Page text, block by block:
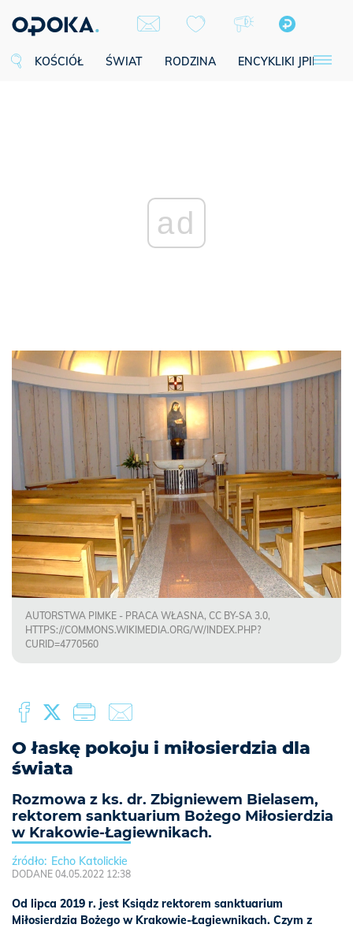
KOŚCIÓŁ ŚWIAT RODZINA ENCYKLIKI JPII
ad
AUTORSTWA PIMKE - PRACA WŁASNA, CC BY-SA 3.0,
HTTPS://COMMONS.WIKIMEDIA.ORG/W/INDEX.PHP?
CURID=4770560
O łaskę pokoju i miłosierdzia dla
świata
Rozmowa z ks. dr. Zbigniewem Bielasem,
rektorem sanktuarium Bożego Miłosierdzia
w Krakowie-Łagiewnikach.
Echo Katolickie
DODANE 04.05.2022 12:38
Od lipca 2019 r. jest Ksiądz rektorem sanktuarium
Miłosierdzia Bożego w Krakowie-Łagiewnikach. Czym z